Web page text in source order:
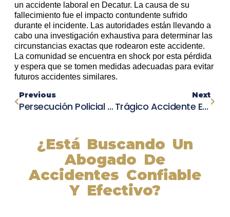
un accidente laboral en Decatur. La causa de su
fallecimiento fue el impacto contundente sufrido
durante el incidente. Las autoridades están llevando a
cabo una investigación exhaustiva para determinar las
circunstancias exactas que rodearon este accidente.
La comunidad se encuentra en shock por esta pérdida
y espera que se tomen medidas adecuadas para evitar
futuros accidentes similares.
Previous
Persecución Policial Termina En Tragedia En National City: Un Muerto
Next
Trágico Accidente En Erie: Fallece Pasajero De Un Vehículo Tras Colisión En La Calle 12 De Oeste
¿Está Buscando Un
Abogado De
Accidentes Confiable
Y Efectivo?